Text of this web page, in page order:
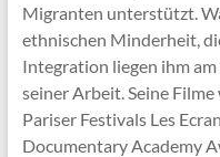
Migranten unterstützt.
ethnischen Minderheit,
Integration liegen ihm
seiner Arbeit. Seine
Pariser Festivals Les
Documentary Academy